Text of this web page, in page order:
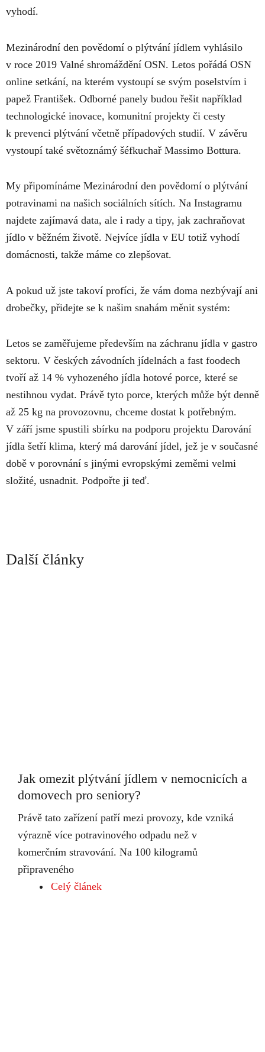
vyhodí.
Mezinárodní den povědomí o plýtvání jídlem vyhlásilo
v roce 2019 Valné shromáždění OSN. Letos pořádá OSN
online setkání, na kterém vystoupí se svým poselstvím i
papež František. Odborné panely budou řešit například
technologické inovace, komunitní projekty či cesty
k prevenci plýtvání včetně případových studií. V závěru
vystoupí také světoznámý šéfkuchař Massimo Bottura.
My připomínáme Mezinárodní den povědomí o plýtvání
potravinami na našich sociálních sítích. Na Instagramu
najdete zajímavá data, ale i rady a tipy, jak zachraňovat
jídlo v běžném životě. Nejvíce jídla v EU totiž vyhodí
domácnosti, takže máme co zlepšovat.
A pokud už jste takoví profíci, že vám doma nezbývají ani
drobečky, přidejte se k našim snahám měnit systém:
Letos se zaměřujeme především na záchranu jídla v gastro
sektoru. V českých závodních jídelnách a fast foodech
tvoří až 14 % vyhozeného jídla hotové porce, které se
nestihnou vydat. Právě tyto porce, kterých může být denně
až 25 kg na provozovnu, chceme dostat k potřebným.
V září jsme spustili sbírku na podporu projektu Darování
jídla šetří klima, který má darování jídel, jež je v současné
době v porovnání s jinými evropskými zeměmi velmi
složité, usnadnit. Podpořte ji teď.
Další články
Jak omezit plýtvání jídlem v nemocnicích a
domovech pro seniory?
Právě tato zařízení patří mezi provozy, kde vzniká
výrazně více potravinového odpadu než v
komerčním stravování. Na 100 kilogramů
připraveného
Celý článek